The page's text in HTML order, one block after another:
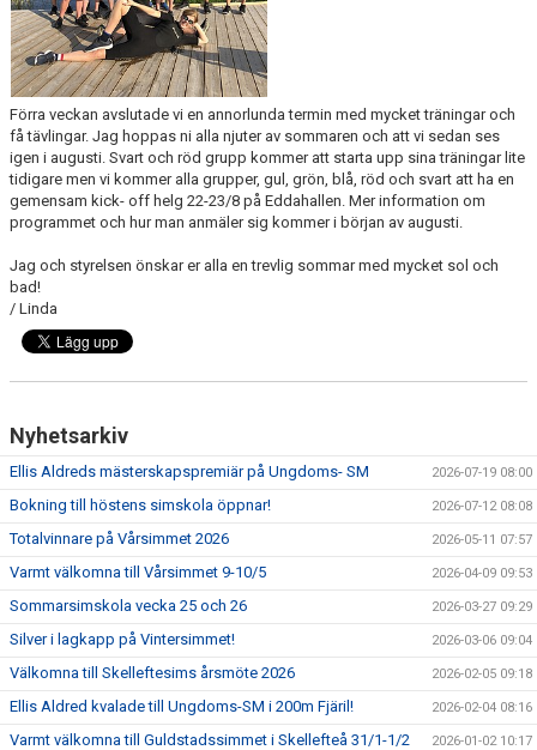
LEDIGA TJÄNSTER
DOKUMENT
Förra veckan avslutade vi en annorlunda termin med mycket träningar och
få tävlingar. Jag hoppas ni alla njuter av sommaren och att vi sedan ses
igen i augusti. Svart och röd grupp kommer att starta upp sina träningar lite
tidigare men vi kommer alla grupper, gul, grön, blå, röd och svart att ha en
gemensam kick- off helg 22-23/8 på Eddahallen. Mer information om
programmet och hur man anmäler sig kommer i början av augusti.
Jag och styrelsen önskar er alla en trevlig sommar med mycket sol och
bad!
/ Linda
Nyhetsarkiv
Ellis Aldreds mästerskapspremiär på Ungdoms- SM 2026-07-19 08:00
Bokning till höstens simskola öppnar! 2026-07-12 08:08
Totalvinnare på Vårsimmet 2026 2026-05-11 07:57
Varmt välkomna till Vårsimmet 9-10/5 2026-04-09 09:53
Sommarsimskola vecka 25 och 26 2026-03-27 09:29
Silver i lagkapp på Vintersimmet! 2026-03-06 09:04
Välkomna till Skelleftesims årsmöte 2026 2026-02-05 09:18
Ellis Aldred kvalade till Ungdoms-SM i 200m Fjäril! 2026-02-04 08:16
Varmt välkomna till Guldstadssimmet i Skellefteå 31/1-1/2 2026-01-02 10:17